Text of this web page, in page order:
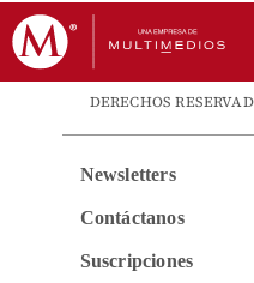
DERECHOS
Newsletters
Contáctanos
Suscripciones